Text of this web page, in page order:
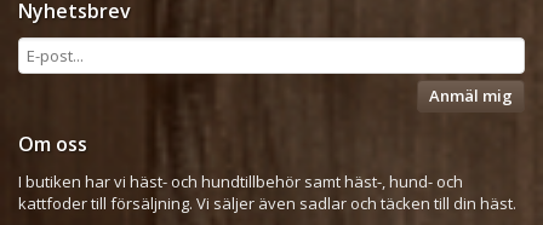
Nyhetsbrev
Anmäl mig
Om oss
I butiken har vi häst- och hundtillbehör samt häst-, hund- och
kattfoder till försäljning. Vi säljer även sadlar och täcken till din häst.